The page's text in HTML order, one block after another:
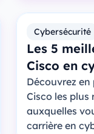
Cybersécurité
Les 5
Cisco en
Découvrez
Cisco les plus
auxquelles
carrière en